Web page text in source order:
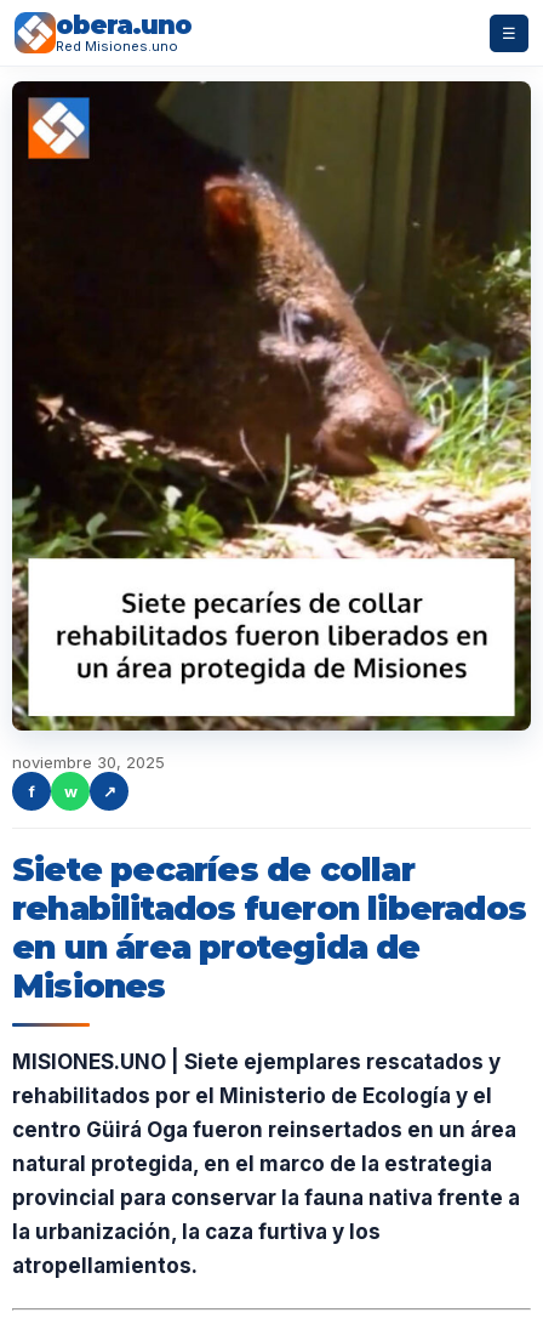
obera.uno
Red Misiones.uno
☰
noviembre 30, 2025
f
w ↗
Siete pecaríes de collar
rehabilitados fueron liberados
en un área protegida de
Misiones
MISIONES.UNO | Siete ejemplares rescatados y
rehabilitados por el Ministerio de Ecología y el
centro Güirá Oga fueron reinsertados en un área
natural protegida, en el marco de la estrategia
provincial para conservar la fauna nativa frente a
la urbanización, la caza furtiva y los
atropellamientos.